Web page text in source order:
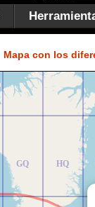
Mapa con los
GQ
GR
HQ
HR